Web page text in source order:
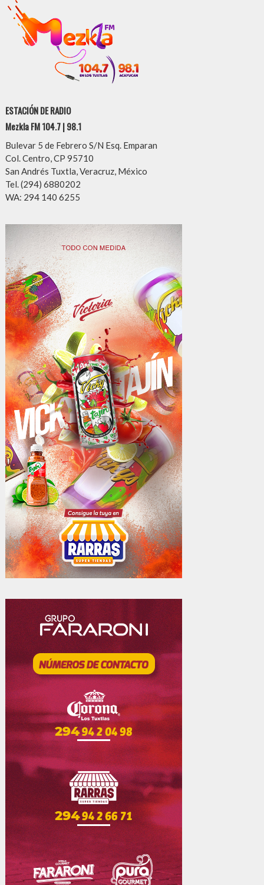
ESTACIÓN DE RADIO
Mezkla FM 104.7 | 98.1
Bulevar 5 de Febrero S/N Esq. Emparan
Col. Centro, CP 95710
San Andrés Tuxtla, Veracruz, México
Tel. (294) 6880202
WA: 294 140 6255